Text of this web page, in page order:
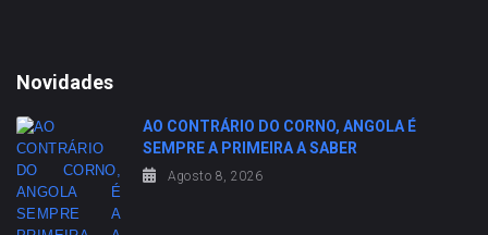
Novidades
AO CONTRÁRIO DO CORNO, ANGOLA É
SEMPRE A PRIMEIRA A SABER
Agosto 8, 2026